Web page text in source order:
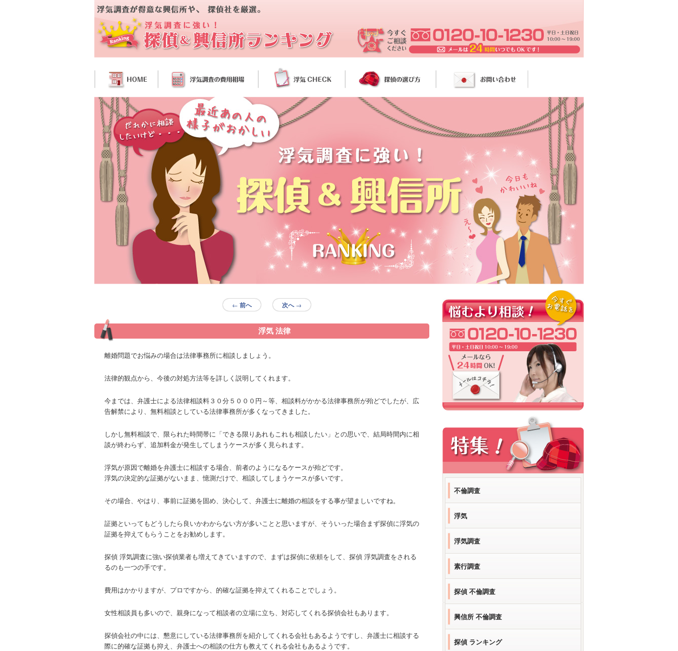
← 前へ 次へ→
浮気 法律
離婚問題でお悩みの場合は法律事務所に相談しましょう。
法律的観点から、今後の対処方法等を詳しく説明してくれます。
今までは、弁護士による法律相談料３０分５０００円～等、相談料がかかる法律事務所が殆どでしたが、広
告解禁により、無料相談としている法律事務所が多くなってきました。
しかし無料相談で、限られた時間帯に「できる限りあれもこれも相談したい」との思いで、結局時間内に相
談が終わらず、追加料金が発生してしまうケースが多く見られます。
浮気が原因で離婚を弁護士に相談する場合、前者のようになるケースが殆どです。
浮気の決定的な証拠がないまま、憶測だけで、相談してしまうケースが多いです。
その場合、やはり、事前に証拠を固め、決心して、弁護士に離婚の相談をする事が望ましいですね。
証拠といってもどうしたら良いかわからない方が多いことと思いますが、そういった場合まず探偵に浮気の
証拠を抑えてもらうことをお勧めします。
探偵 浮気調査に強い探偵業者も増えてきていますので、まずは探偵に依頼をして、探偵 浮気調査をされる
るのも一つの手です。
費用はかかりますが、プロですから、的確な証拠を抑えてくれることでしょう。
女性相談員も多いので、親身になって相談者の立場に立ち、対応してくれる探偵会社もあります。
探偵会社の中には、懇意にしている法律事務所を紹介してくれる会社もあるようですし、弁護士に相談する
際に的確な証拠も抑え、弁護士への相談の仕方も教えてくれる会社もあるようです。
不倫調査
浮気
浮気調査
素行調査
探偵 不倫調査
興信所 不倫調査
探偵 ランキング